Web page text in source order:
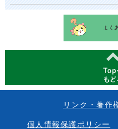
リンク・著作
個人情報保護ポリシー